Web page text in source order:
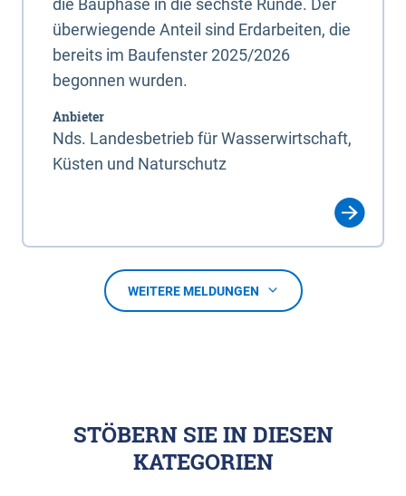
die Bauphase in die sechste Runde. Der
überwiegende Anteil sind Erdarbeiten, die
bereits im Baufenster 2025/2026
begonnen wurden.
Anbieter
Nds. Landesbetrieb für Wasserwirtschaft,
Küsten und Naturschutz
WEITERE MELDUNGEN
STÖBERN SIE IN DIESEN
KATEGORIEN